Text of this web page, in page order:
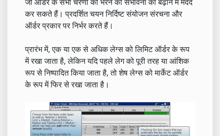
कर सकते हैं। प्रदर्शित चयन निर्दिष्ट संयोजन संरचना और
ऑर्डर प्रकार पर निर्भर करते हैं।
प्रारंभ में, एक या एक से अधिक लेग्स को लिमिट ऑर्डर के रूप
में रखा जाता है, लेकिन यदि पहले लेग को पूरी तरह या आंशिक
रूप से निष्पादित किया जाता है, तो शेष लेग्स को मार्केट ऑर्डर
के रूप में फिर से रखा जाता है।